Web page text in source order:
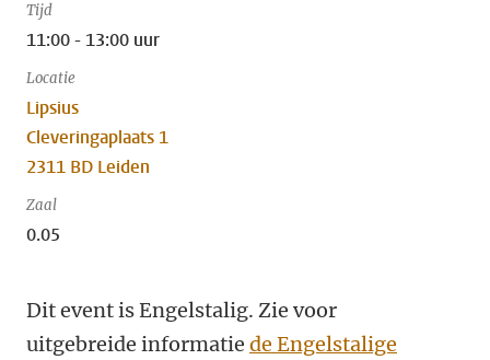
Tijd
11:00 - 13:00 uur
Locatie
Lipsius
Cleveringaplaats 1
2311 BD Leiden
Zaal
0.05
Dit event is Engelstalig. Zie voor
uitgebreide informatie de Engelstalige